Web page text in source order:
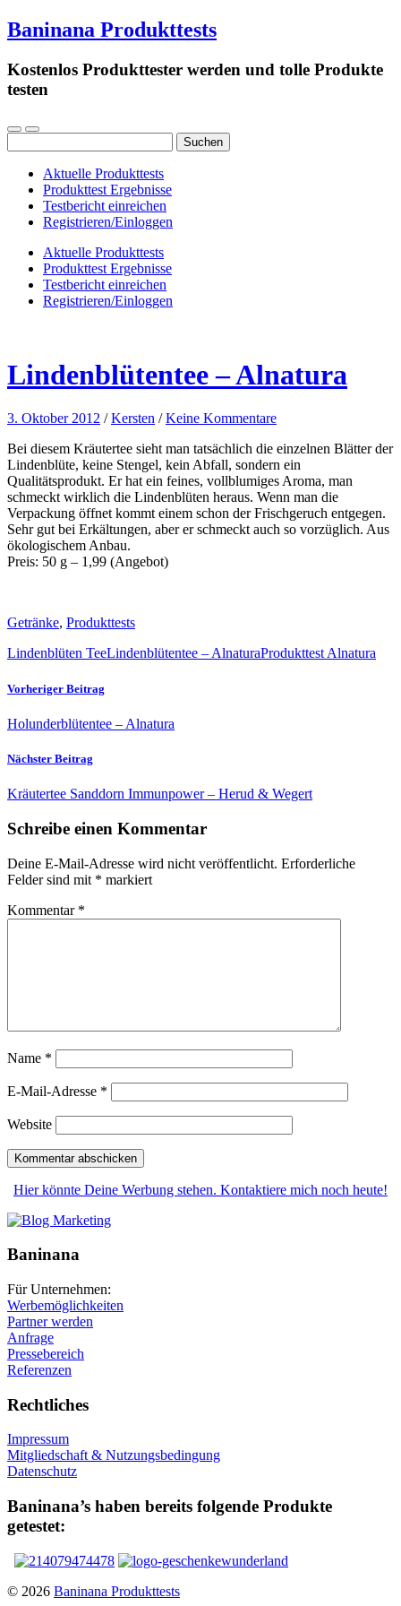
Baninana Produkttests
Kostenlos Produkttester werden und tolle Produkte
testen
nach:
Aktuelle Produkttests
Produkttest Ergebnisse
Testbericht einreichen
Registrieren/Einloggen
Aktuelle Produkttests
Produkttest Ergebnisse
Testbericht einreichen
Registrieren/Einloggen
Lindenblütentee – Alnatura
3. Oktober 2012 /Kersten /Keine Kommentare
Bei diesem Kräutertee sieht man tatsächlich die einzelnen Blätter der
Lindenblüte, keine Stengel, kein Abfall, sondern ein
Qualitätsprodukt. Er hat ein feines, vollblumiges Aroma, man
schmeckt wirklich die Lindenblüten heraus. Wenn man die
Verpackung öffnet kommt einem schon der Frischgeruch entgegen.
Sehr gut bei Erkältungen, aber er schmeckt auch so vorzüglich. Aus
ökologischem Anbau.
Preis: 50 g – 1,99 (Angebot)
Getränke, Produkttests
Lindenblüten TeeLindenblütentee – AlnaturaProdukttest Alnatura
Vorheriger Beitrag
Holunderblütentee – Alnatura
Nächster Beitrag
Kräutertee Sanddorn Immunpower – Herud & Wegert
Schreibe einen Kommentar
Deine E-Mail-Adresse wird nicht veröffentlicht. Erforderliche
Felder sind mit * markiert
Kommentar *
Name *
E-Mail-Adresse *
Website
Hier könnte Deine Werbung stehen. Kontaktiere mich noch heute!
Baninana
Für Unternehmen:
Werbemöglichkeiten
Partner werden
Anfrage
Pressebereich
Referenzen
Rechtliches
Impressum
Mitgliedschaft & Nutzungsbedingung
Datenschutz
Baninana’s haben bereits folgende Produkte
getestet:
© 2026 Baninana Produkttests